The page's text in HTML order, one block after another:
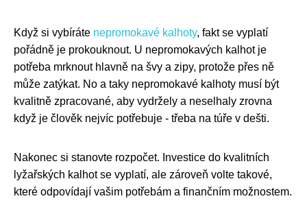
Když si vybíráte nepromokavé kalhoty, fakt se vyplatí
pořádně je prokouknout. U nepromokavých kalhot je
potřeba mrknout hlavně na švy a zipy, protože přes ně
může zatýkat. No a taky nepromokavé kalhoty musí být
kvalitně zpracované, aby vydržely a neselhaly zrovna
když je člověk nejvíc potřebuje - třeba na túře v dešti.
Nakonec si stanovte rozpočet. Investice do kvalitních
lyžařských kalhot se vyplatí, ale zároveň volte takové,
které odpovídají vašim potřebám a finančním možnostem.